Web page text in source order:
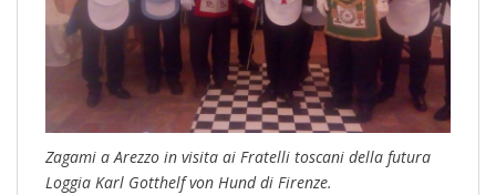
Zagami a Arezzo in visita ai Fratelli toscani della futura
Loggia Karl Gotthelf von Hund di Firenze.